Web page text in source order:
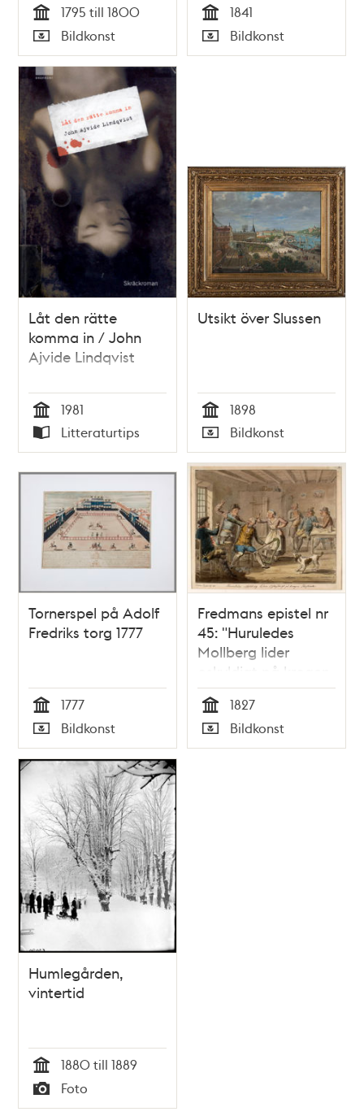
Tid
1795 till 1800
Typ
Bildkonst Tid
1841
Typ
Bildkonst
Låt den rätte
komma in / John
Ajvide Lindqvist
Tid
1981
Typ
Litteraturtips
Utsikt över Slussen
Tid
1898
Typ
Bildkonst
Tornerspel på Adolf
Fredriks torg 1777
Tid
1777
Typ
Bildkonst
Fredmans epistel nr
45: "Huruledes
Mollberg lider
oskyldigt på krogen
Rostock"
Tid
1827
Typ
Bildkonst
Humlegården,
vintertid
Tid
1880 till 1889
Typ
Foto